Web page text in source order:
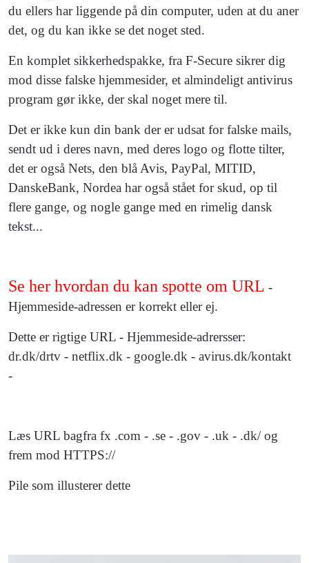
du ellers har liggende på din computer, uden at du aner
det, og du kan ikke se det noget sted.
En komplet sikkerhedspakke, fra F-Secure sikrer dig
mod disse falske hjemmesider, et almindeligt antivirus
program gør ikke, der skal noget mere til.
Det er ikke kun din bank der er udsat for falske mails,
sendt ud i deres navn, med deres logo og flotte tilter,
det er også Nets, den blå Avis, PayPal, MITID,
DanskeBank, Nordea har også stået for skud, op til
flere gange, og nogle gange med en rimelig dansk
tekst...
Se her hvordan du kan spotte om URL -
Hjemmeside-adressen er korrekt eller ej.
Dette er rigtige URL - Hjemmeside-adrersser:
dr.dk/drtv - netflix.dk - google.dk - avirus.dk/kontakt
-
Læs URL bagfra fx .com - .se - .gov - .uk - .dk/ og
frem mod HTTPS://
Pile som illusterer dette